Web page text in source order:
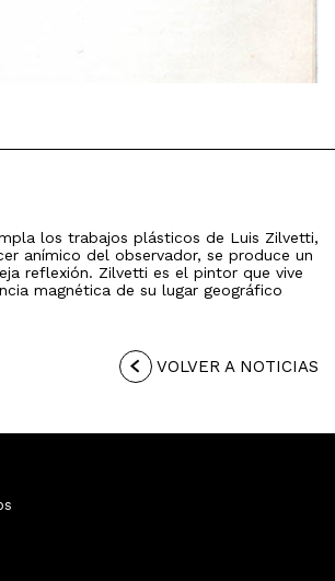
los trabajos plásticos de Luis Zilvetti,
anímico del observador, se produce un
reflexión. Zilvetti es el pintor que vive
magnética de su lugar geográfico
VOLVER A NOTICIAS